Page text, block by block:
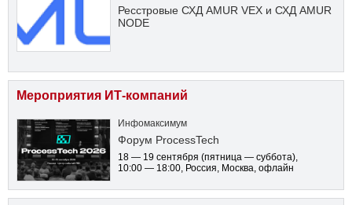
Ресстровые СХД AMUR VEX и СХД AMUR
NODE
Мероприятия ИТ-компаний
Инфомаксимум
Форум ProcessTech
18 — 19 сентября (пятница — суббота),
10:00 — 18:00, Россия, Москва, офлайн